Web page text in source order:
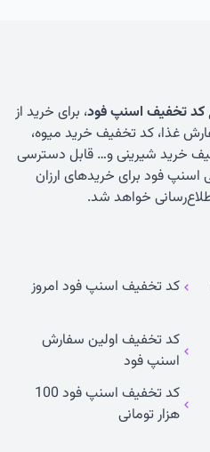
کد تخفیف اسنپ فود، برای خرید از
غذا، کد تخفیف خرید میوه،
خرید شیرینی و… قابل دسترسی
فود برای خریدهای ارزان
خواهد شد.
کد تخفیف اسنپ فود امروز
کد تخفیف اولین سفارش
اسنپ فود
کد تخفیف اسنپ فود 100
هزار تومانی